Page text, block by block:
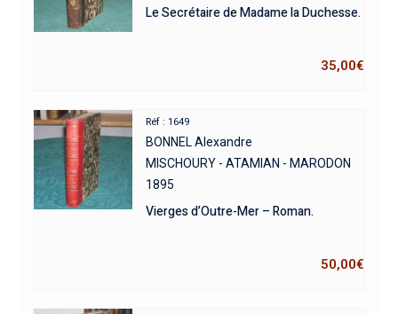
Le Secrétaire de Madame la Duchesse.
35,00€
Réf : 1649
BONNEL Alexandre
MISCHOURY - ATAMIAN - MARODON
1895
Vierges d’Outre-Mer – Roman.
50,00€